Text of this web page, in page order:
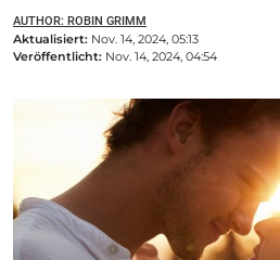
AUTHOR: ROBIN GRIMM
Aktualisiert: Nov. 14, 2024, 05:13
Veröffentlicht: Nov. 14, 2024, 04:54